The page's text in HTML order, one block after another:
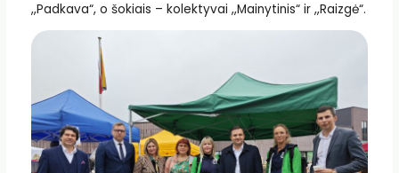
,,Padkava“, o šokiais – kolektyvai ,,Mainytinis“ ir ,,Raizgė“.